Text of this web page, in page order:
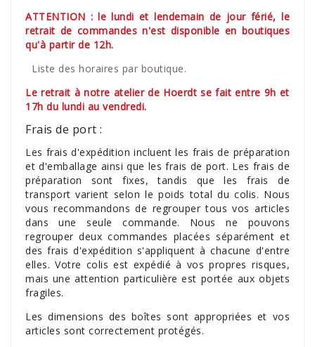
ATTENTION : le lundi et lendemain de jour férié, le
retrait de commandes n'est disponible en boutiques
qu'à partir de 12h.
Liste des horaires par boutique.
Le retrait à notre atelier de Hoerdt se fait entre 9h et
17h du lundi au vendredi.
Frais de port :
Les frais d'expédition incluent les frais de préparation
et d'emballage ainsi que les frais de port. Les frais de
préparation sont fixes, tandis que les frais de
transport varient selon le poids total du colis. Nous
vous recommandons de regrouper tous vos articles
dans une seule commande. Nous ne pouvons
regrouper deux commandes placées séparément et
des frais d'expédition s'appliquent à chacune d'entre
elles. Votre colis est expédié à vos propres risques,
mais une attention particulière est portée aux objets
fragiles.
Les dimensions des boîtes sont appropriées et vos
articles sont correctement protégés.